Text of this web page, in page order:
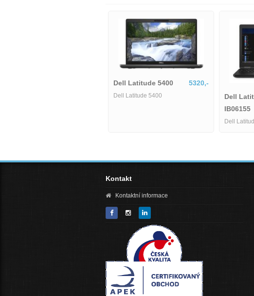
Dell Latitude 5400 5320,-
Dell Latitude 5400
Dell
IB06155
Dell
Kontakt
Kontaktní informace